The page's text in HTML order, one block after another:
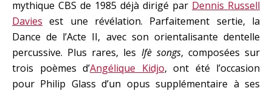
mythique CBS de 1985 déjà dirigé par Dennis Russell
Davies est une révélation. Parfaitement sertie, la
Dance de l’Acte II, avec son orientalisante dentelle
percussive. Plus rares, les Ifè songs, composées sur
trois poèmes d’Angélique Kidjo, ont été l’occasion
pour Philip Glass d’un opus supplémentaire à ses